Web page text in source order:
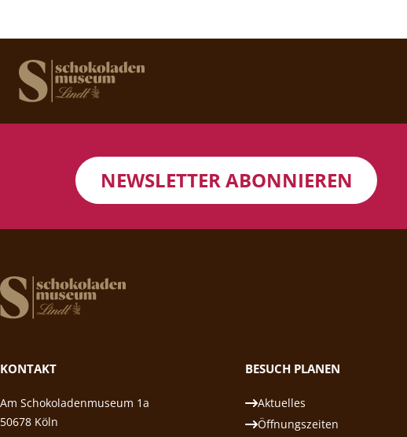
NEWSLETTER ABONNIEREN
KONTAKT
Am Schokoladenmuseum 1a
50678 Köln
BESUCH PLANEN
Aktuelles
Öffnungszeiten